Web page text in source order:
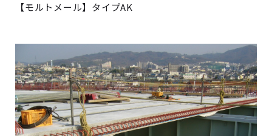
【モルトメール】タイプAK